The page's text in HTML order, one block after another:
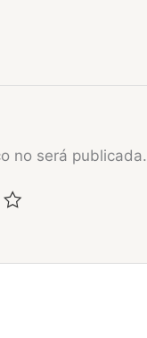
no será publicada.